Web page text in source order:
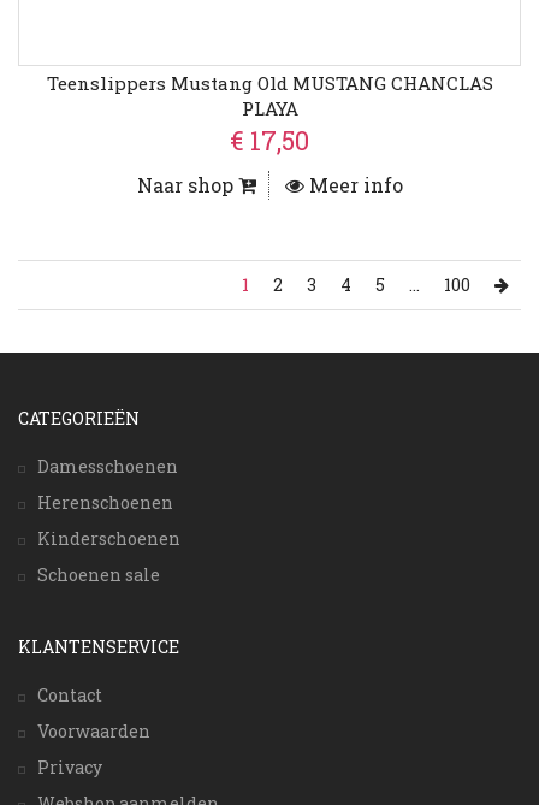
Teenslippers Mustang Old MUSTANG CHANCLAS
PLAYA
€ 17,50
Naar shop Meer info
1 2 3 4 5 ... 100
CATEGORIEËN
Damesschoenen
Herenschoenen
Kinderschoenen
Schoenen sale
KLANTENSERVICE
Contact
Voorwaarden
Privacy